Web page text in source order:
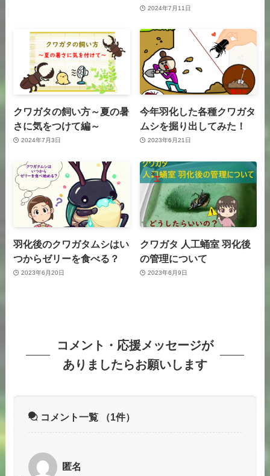
2024年7月11日
クワガタの飼い方～夏の暑
さに気をつけて編～
2024年7月3日
今年羽化した各種クワガタ
ムシを掘り出してみた！
2023年6月21日
羽化後のクワガタムシはい
つからゼリーを食べる？
2023年6月20日
クワガタ 人工蛹室 羽化後
の管理について
2023年6月9日
コメント・応援メッセージが
ありましたらお願いします
コメント一覧 （1件）
匿名